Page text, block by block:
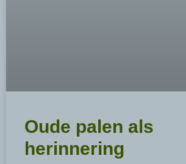
Oude palen als
herinnering